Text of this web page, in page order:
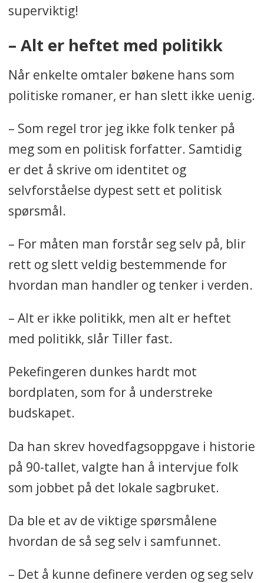
superviktig!
– Alt er heftet med politikk
Når enkelte omtaler bøkene hans som
politiske romaner, er han slett ikke uenig.
– Som regel tror jeg ikke folk tenker på
meg som en politisk forfatter. Samtidig
er det å skrive om identitet og
selvforståelse dypest sett et politisk
spørsmål.
– For måten man forstår seg selv på, blir
rett og slett veldig bestemmende for
hvordan man handler og tenker i verden.
– Alt er ikke politikk, men alt er heftet
med politikk, slår Tiller fast.
Pekefingeren dunkes hardt mot
bordplaten, som for å understreke
budskapet.
Da han skrev hovedfagsoppgave i historie
på 90-tallet, valgte han å intervjue folk
som jobbet på det lokale sagbruket.
Da ble et av de viktige spørsmålene
hvordan de så seg selv i samfunnet.
– Det å kunne definere verden og seg selv